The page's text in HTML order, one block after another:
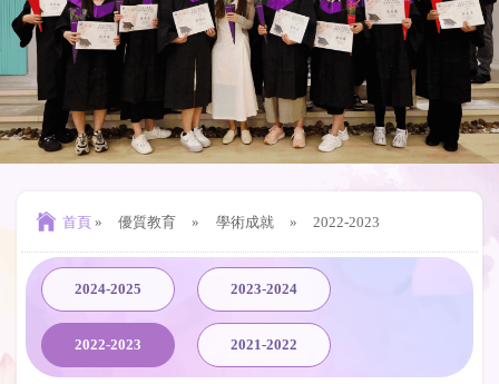
首頁 » 優質教育 » 學術成就 » 2022-2023
2024-2025 2023-2024
2022-2023 2021-2022